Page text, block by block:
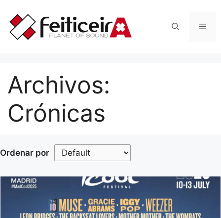
contenido
Archivos:
Crónicas
Ordenar por